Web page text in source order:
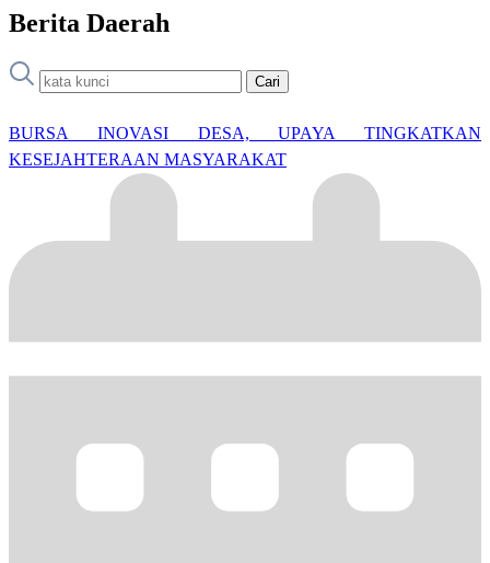
Berita Daerah
Cari
BURSA INOVASI DESA, UPAYA TINGKATKAN
KESEJAHTERAAN MASYARAKAT